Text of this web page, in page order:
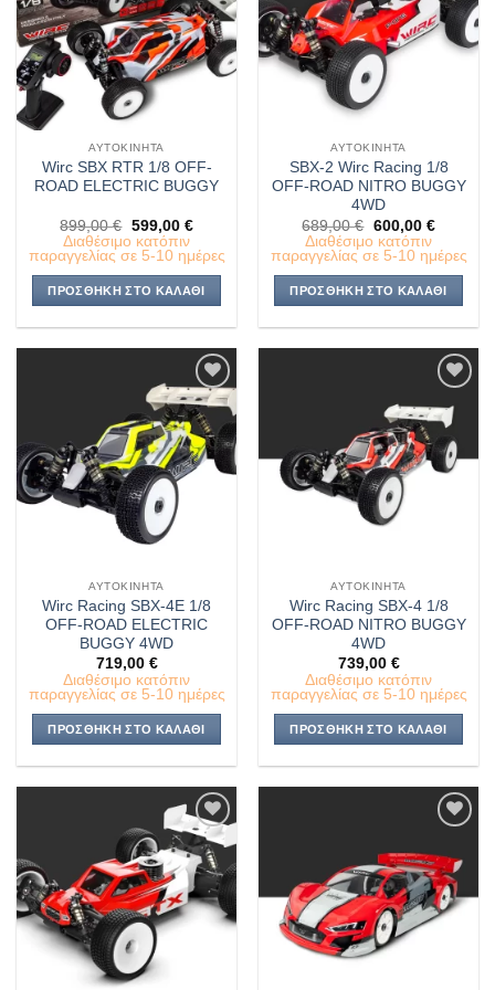
ΑΥΤΟΚΊΝΗΤΑ
Wirc SBX RTR 1/8 OFF-
ROAD ELECTRIC BUGGY
899,00€ Original
price
was:
899,00 €.
599,00 €Η
τιμή
είναι:
599,00 €.
Διαθέσιμο κατόπιν
παραγγελίας σε 5-10 ημέρες
ΠΡΟΣΘΉΚΗ ΣΤΟ ΚΑΛΆΘΙ
ΑΥΤΟΚΊΝΗΤΑ
SBX-2 Wirc Racing 1/8
OFF-ROAD NITRO BUGGY
4WD
689,00€ Original
price
was:
689,00 €.
600,00 €Η
τιμή
είναι:
600,00
Διαθέσιμο κατόπιν
παραγγελίας σε 5-10 ημέρες
ΠΡΟΣΘΉΚΗ ΣΤΟ ΚΑΛΆΘΙ
Πρόσθήκη
στην λίστα
επιθυμιών
ΑΥΤΟΚΊΝΗΤΑ
Wirc Racing SBX-4E 1/8
OFF-ROAD ELECTRIC
BUGGY 4WD
719,00 €
Διαθέσιμο κατόπιν
παραγγελίας σε 5-10 ημέρες
ΠΡΟΣΘΉΚΗ ΣΤΟ ΚΑΛΆΘΙ
Πρόσθήκη
στην λίστα
επιθυμιών
ΑΥΤΟΚΊΝΗΤΑ
Wirc Racing SBX-4 1/8
OFF-ROAD NITRO BUGGY
4WD
739,00 €
Διαθέσιμο κατόπιν
παραγγελίας σε 5-10 ημέρες
ΠΡΟΣΘΉΚΗ ΣΤΟ ΚΑΛΆΘΙ
Πρόσθήκη
στην λίστα
επιθυμιών
στην λίστα
επιθυμιών